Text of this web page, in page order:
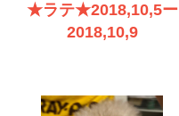
★ラテ★2018,10,5ー
2018,10,9